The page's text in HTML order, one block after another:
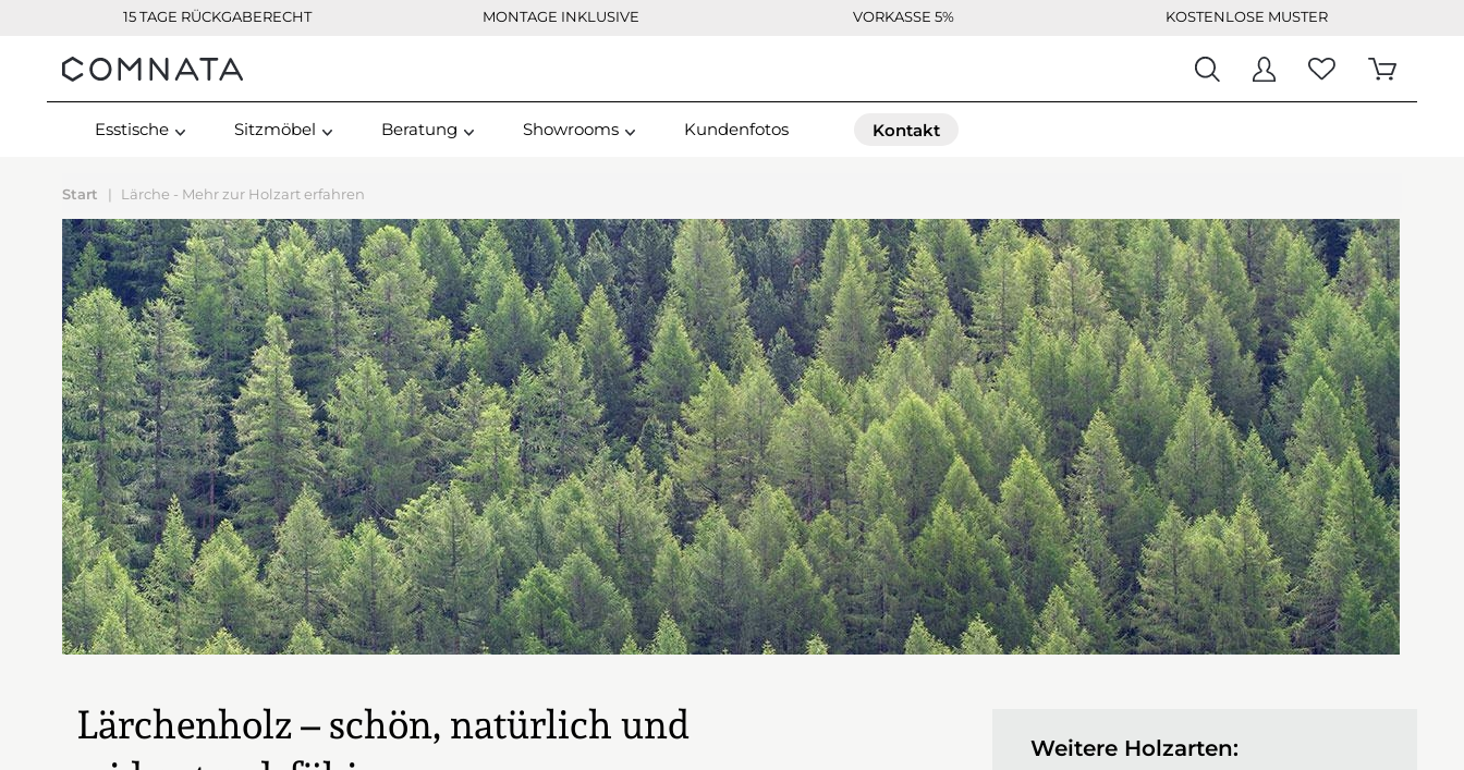
15 TAGE RÜCKGABERECHT MONTAGE INKLUSIVE VORKASSE 5% KOSTENLOSE MUSTER
Kontakt
Esstische Sitzmöbel Beratung Showrooms Kundenfotos Kontakt
Start Lärche - Mehr zur Holzart erfahren
Lärchenholz – schön, natürlich und
Weitere Holzarten: